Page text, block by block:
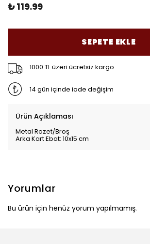
₺ 119.99
SEPETE EKLE
1000 TL üzeri ücretsiz kargo
14 gün içinde iade değişim
Ürün Açıklaması
Metal Rozet/Broş
Arka Kart Ebat: 10x15 cm
Yorumlar
Bu ürün için henüz yorum yapılmamış.